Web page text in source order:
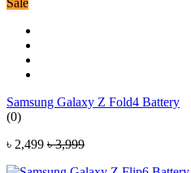
Sale
Samsung Galaxy Z Fold4 Battery
(0)
৳ 2,499 ৳ 3,999